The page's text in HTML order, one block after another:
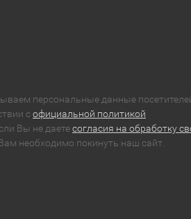
персональные данные
софициальной политикой
Вы не даетесогласия на обработку
Вам необходимо покинуть наш сайт.